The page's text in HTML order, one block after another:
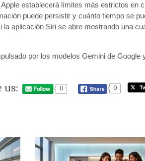
establecerá límites más estrictos en
puede persistir y cuánto tiempo se
la aplicación Siri se abre mostrando una
por los modelos Gemini de
us: 0 0